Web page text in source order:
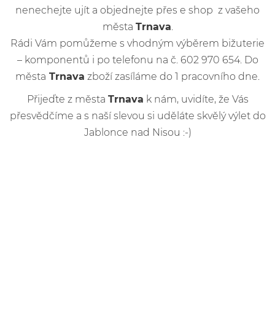
nenechejte ujít a objednejte přes e shop z vašeho
města Trnava
Rádi Vám pomůžeme s vhodným výběrem bižuterie
– komponentů i po telefonu na č. 602 970 654. Do
města Trnava zboží zasíláme do 1 pracovního dne.
Přijeďte z města Trnava k nám, uvidíte, že Vás
přesvědčíme a s naší slevou si uděláte skvělý výlet do
Jablonce nad Nisou :-)